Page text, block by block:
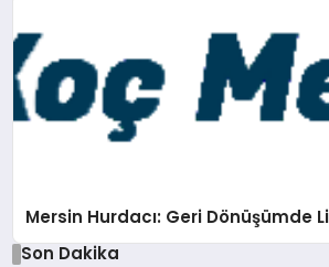
Mersin Hurdacı: Geri Dönüşümde
Son Dakika